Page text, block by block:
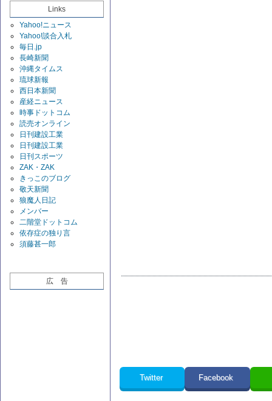
Links
Yahoo!ニュース
Yahoo!談合入札
毎日.jp
長崎新聞
沖縄タイムス
琉球新報
西日本新聞
産経ニュース
時事ドットコム
読売オンライン
日刊建設工業
日刊建設工業
日刊スポーツ
ZAK・ZAK
きっこのブログ
敬天新聞
狼魔人日記
メンバー
二階堂ドットコム
依存症の独り言
須藤甚一郎
広 告
Twitter Facebook